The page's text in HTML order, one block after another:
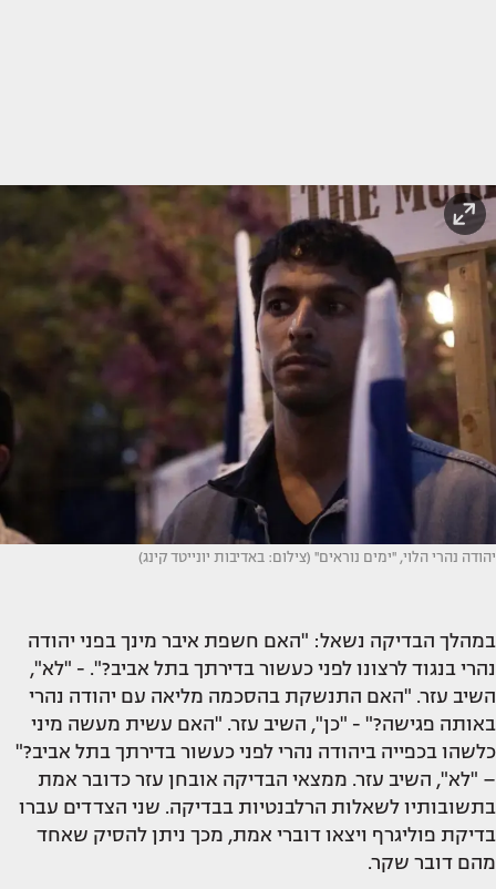
יהודה נהרי הלוי, ''ימים נוראים'' (צילום: באדיבות יונייטד קינג)
במהלך הבדיקה נשאל: "האם חשפת איבר מינך בפני יהודה
נהרי בנגוד לרצונו לפני כעשור בדירתך בתל אביב?". - "לא",
השיב עזר. "האם התנשקת בהסכמה מליאה עם יהודה נהרי
באותה פגישה?" - "כן", השיב עזר. "האם עשית מעשה מיני
כלשהו בכפייה ביהודה נהרי לפני כעשור בדירתך בתל אביב?"
– "לא", השיב עזר. ממצאי הבדיקה אובחן עזר כדובר אמת
בתשובותיו לשאלות הרלבנטיות בבדיקה. שני הצדדים עברו
בדיקת פוליגרף ויצאו דוברי אמת, מכך ניתן להסיק שאחד
מהם דובר שקר.